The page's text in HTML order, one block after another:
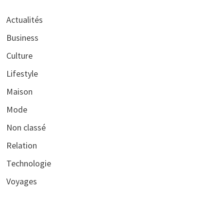
Actualités
Business
Culture
Lifestyle
Maison
Mode
Non classé
Relation
Technologie
Voyages